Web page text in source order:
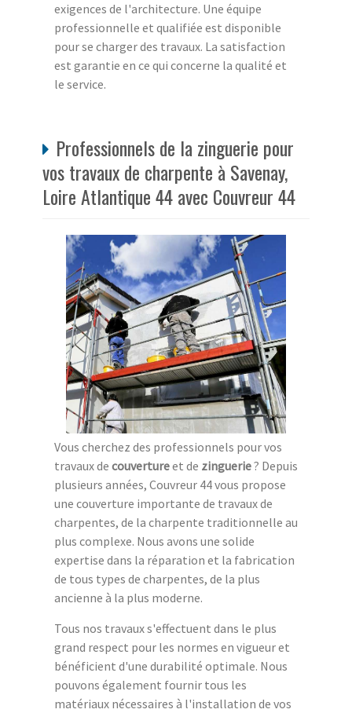
exigences de l'architecture. Une équipe
professionnelle et qualifiée est disponible
pour se charger des travaux. La satisfaction
est garantie en ce qui concerne la qualité et
le service.
Professionnels de la zinguerie pour
vos travaux de charpente à Savenay,
Loire Atlantique 44 avec Couvreur 44
Vous cherchez des professionnels pour vos
travaux de couvertureet de zinguerie? Depuis
plusieurs années, Couvreur 44 vous propose
une couverture importante de travaux de
charpentes, de la charpente traditionnelle au
plus complexe. Nous avons une solide
expertise dans la réparation et la fabrication
de tous types de charpentes, de la plus
ancienne à la plus moderne.
Tous nos travaux s'effectuent dans le plus
grand respect pour les normes en vigueur et
bénéficient d'une durabilité optimale. Nous
pouvons également fournir tous les
matériaux nécessaires à l'installation de vos